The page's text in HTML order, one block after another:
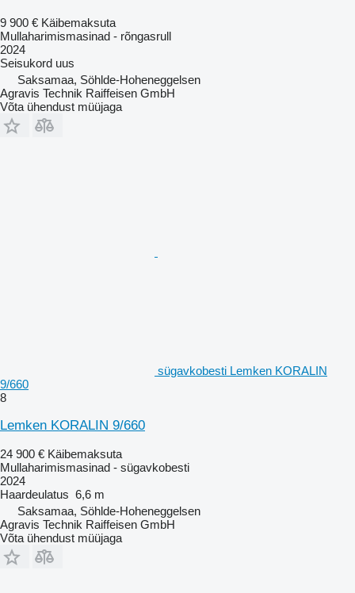
9 900 € Käibemaksuta
Mullaharimismasinad - rõngasrull
2024
Seisukord uus
Saksamaa, Söhlde-Hoheneggelsen
Agravis Technik Raiffeisen GmbH
Võta ühendust müüjaga
sügavkobesti Lemken KORALIN
9/660
8
Lemken KORALIN 9/660
24 900 € Käibemaksuta
Mullaharimismasinad - sügavkobesti
2024
Haardeulatus 6,6 m
Saksamaa, Söhlde-Hoheneggelsen
Agravis Technik Raiffeisen GmbH
Võta ühendust müüjaga